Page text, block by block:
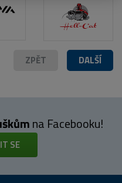
DALŠÍ
ZPĚT
na Facebooku!
SE